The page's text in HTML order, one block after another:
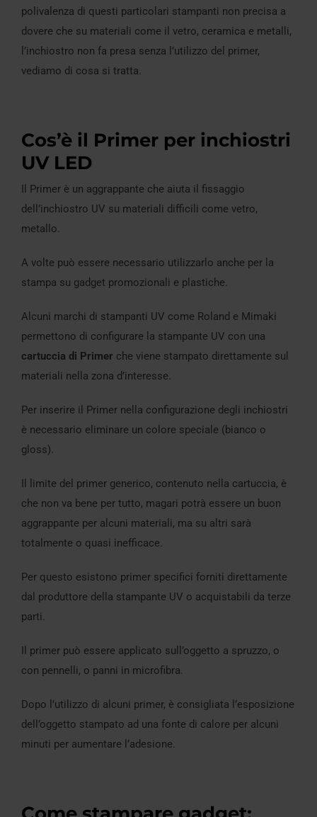
polivalenza di questi particolari stampanti non precisa a
dovere che su materiali come il vetro, ceramica e metalli,
l’inchiostro non fa presa senza l’utilizzo del primer,
vediamo di cosa si tratta.
Cos’è il Primer per inchiostri
UV LED
Il Primer è un aggrappante che aiuta il fissaggio
dell’inchiostro UV su materiali difficili come vetro,
metallo.
A volte può essere necessario utilizzarlo anche per la
stampa su gadget promozionali e plastiche.
Alcuni marchi di stampanti UV come Roland e Mimaki
permettono di configurare la stampante UV con una
cartuccia di Primer che viene stampato direttamente sul
materiali nella zona d’interesse.
Per inserire il Primer nella configurazione degli inchiostri
è necessario eliminare un colore speciale (bianco o
gloss).
Il limite del primer generico, contenuto nella cartuccia, è
che non va bene per tutto, magari potrà essere un buon
aggrappante per alcuni materiali, ma su altri sarà
totalmente o quasi inefficace.
Per questo esistono primer specifici forniti direttamente
dal produttore della stampante UV o acquistabili da terze
parti.
Il primer può essere applicato sull’oggetto a spruzzo, o
con pennelli, o panni in microfibra.
Dopo l’utilizzo di alcuni primer, è consigliata l’esposizione
dell’oggetto stampato ad una fonte di calore per alcuni
minuti per aumentare l’adesione.